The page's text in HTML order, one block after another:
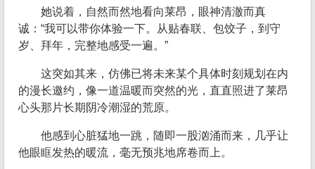
她说着，自然而然地看向莱昂，眼神清澈而真
诚：“我可以带你体验一下。从贴春联、包饺子，到守
岁、拜年，完整地感受一遍。”
这突如其来，仿佛已将未来某个具体时刻规划在内
的漫长邀约，像一道温暖而突然的光，直直照进了莱昂
心头那片长期阴冷潮湿的荒原。
他感到心脏猛地一跳，随即一股汹涌而来，几乎让
他眼眶发热的暖流，毫无预兆地席卷而上。